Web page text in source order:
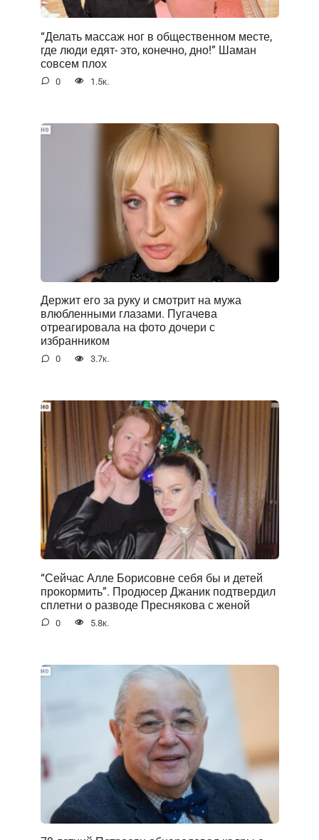
“Делать массаж ног в общественном месте,
где люди едят- это, конечно, дно!” Шаман
совсем плох
0 1.5к.
Держит его за руку и смотрит на мужа
влюбленными глазами. Пугачева
отреагировала на фото дочери с
избранником
0 3.7к.
“Сейчас Алле Борисовне себя бы и детей
прокормить”. Продюсер Джаник подтвердил
сплетни о разводе Преснякова с женой
0 5.8к.